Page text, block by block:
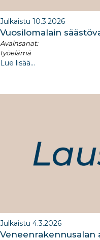
Julkaistu 10.3.2026
Vuosilomalain
Avainsanat:
työelämä
Lue lisää...
Julkaistu 4.3.2026